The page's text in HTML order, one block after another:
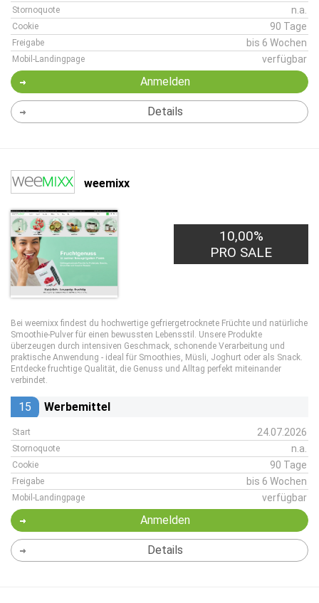
Stornoquote n.a.
Cookie 90 Tage
Freigabe bis 6 Wochen
Mobil-Landingpage verfügbar
Anmelden
Details
weemixx
10,00%
PRO SALE
Bei weemixx findest du hochwertige gefriergetrocknete Früchte und natürliche
Smoothie-Pulver für einen bewussten Lebensstil. Unsere Produkte
überzeugen durch intensiven Geschmack, schonende Verarbeitung und
praktische Anwendung - ideal für Smoothies, Müsli, Joghurt oder als Snack.
Entdecke fruchtige Qualität, die Genuss und Alltag perfekt miteinander
verbindet.
15 Werbemittel
Start 24.07.2026
Stornoquote n.a.
Cookie 90 Tage
Freigabe bis 6 Wochen
Mobil-Landingpage verfügbar
Anmelden
Details